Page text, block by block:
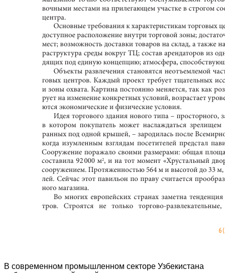
В современном промышленном секторе Узбекистана